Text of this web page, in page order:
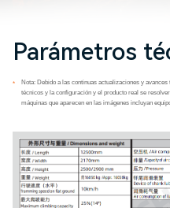
Parámetros
*
Nota: Debido a las continuas actualizaciones y
técnicos y la configuración y el producto real se
máquinas que aparecen en las imágenes incluyan